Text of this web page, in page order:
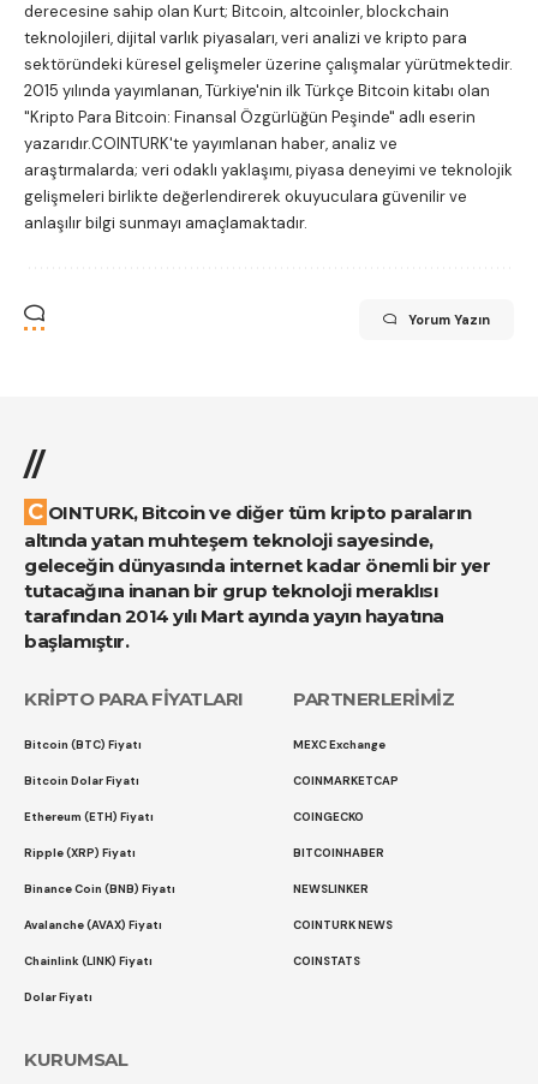
derecesine sahip olan Kurt; Bitcoin, altcoinler, blockchain
teknolojileri, dijital varlık piyasaları, veri analizi ve kripto para
sektöründeki küresel gelişmeler üzerine çalışmalar yürütmektedir.
2015 yılında yayımlanan, Türkiye'nin ilk Türkçe Bitcoin kitabı olan
"Kripto Para Bitcoin: Finansal Özgürlüğün Peşinde" adlı eserin
yazarıdır.COINTURK'te yayımlanan haber, analiz ve
araştırmalarda; veri odaklı yaklaşımı, piyasa deneyimi ve teknolojik
gelişmeleri birlikte değerlendirerek okuyuculara güvenilir ve
anlaşılır bilgi sunmayı amaçlamaktadır.
Yorum Yazın
//
COINTURK, Bitcoin ve diğer tüm kripto paraların
altında yatan muhteşem teknoloji sayesinde,
geleceğin dünyasında internet kadar önemli bir yer
tutacağına inanan bir grup teknoloji meraklısı
tarafından 2014 yılı Mart ayında yayın hayatına
başlamıştır.
KRİPTO PARA FİYATLARI
Bitcoin (BTC) Fiyatı
Bitcoin Dolar Fiyatı
Ethereum (ETH) Fiyatı
Ripple (XRP) Fiyatı
Binance Coin (BNB) Fiyatı
Avalanche (AVAX) Fiyatı
Chainlink (LINK) Fiyatı
Dolar Fiyatı
PARTNERLERİMİZ
MEXC Exchange
COINMARKETCAP
COINGECKO
BITCOINHABER
NEWSLINKER
COINTURK NEWS
COINSTATS
KURUMSAL